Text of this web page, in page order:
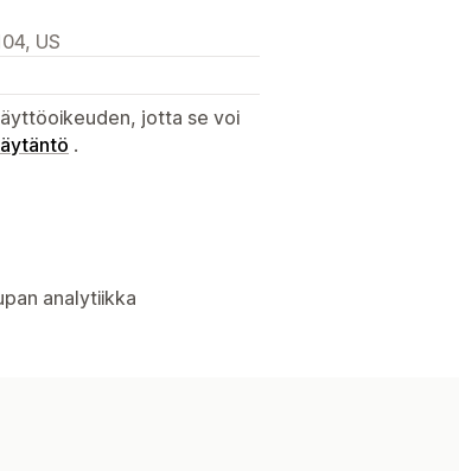
US
jotta se voi
.
analytiikka